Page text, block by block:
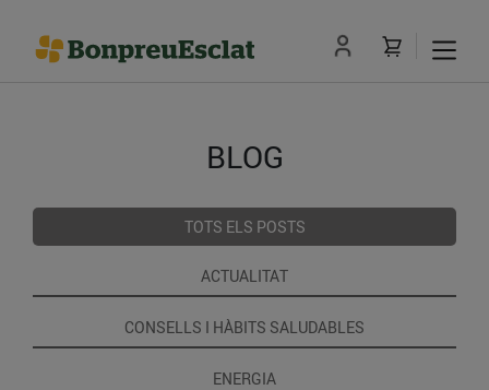
BLOG
TOTS ELS POSTS
ACTUALITAT
CONSELLS I HÀBITS SALUDABLES
ENERGIA